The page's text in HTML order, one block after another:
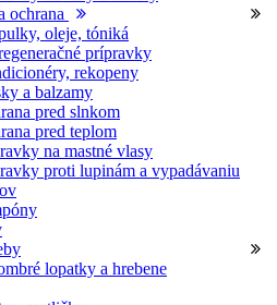
ochrana
oleje, tóniká
prípravky
rekopeny
a balzamy
pred slnkom
pred teplom
na mastné vlasy
proti lupinám a vypadávaniu
lopatky a hrebene